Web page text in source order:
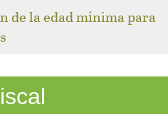
de la edad mínima para